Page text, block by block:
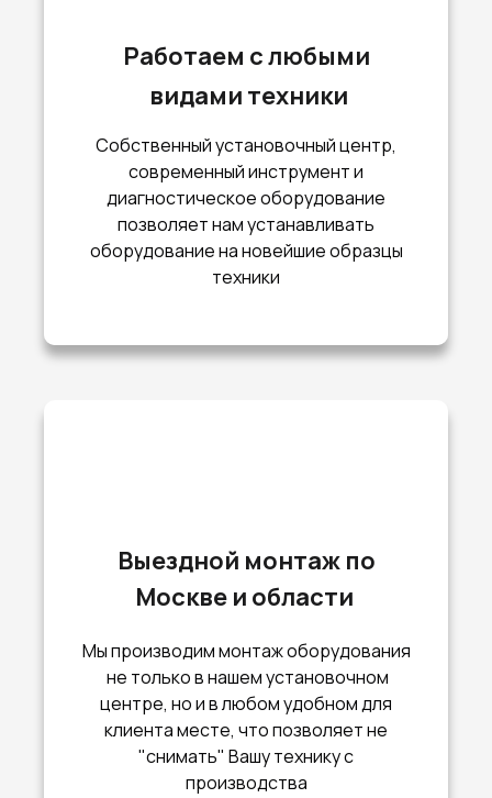
Работаем с любыми
видами техники
Собственный установочный центр,
современный инструмент и
диагностическое оборудование
позволяет нам устанавливать
оборудование на новейшие образцы
техники
Выездной монтаж по
Москве и области
Мы производим монтаж оборудования
не только в нашем установочном
центре, но и в любом удобном для
клиента месте, что позволяет не
"снимать" Вашу технику с
производства